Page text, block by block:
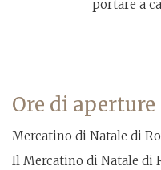
portare a
Ore di aperture
Mercatino di Natale di
Il Mercatino di Natale di